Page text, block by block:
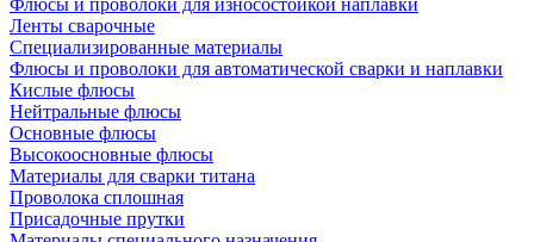
Флюсы и проволоки для износостойкой наплавки
Ленты сварочные
Специализированные материалы
Флюсы и проволоки для автоматической сварки и наплавки
Кислые флюсы
Нейтральные флюсы
Основные флюсы
Высокоосновные флюсы
Материалы для сварки титана
Проволока сплошная
Присадочные прутки